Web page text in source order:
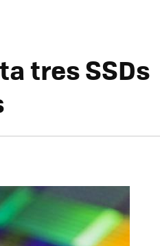
tres SSDs